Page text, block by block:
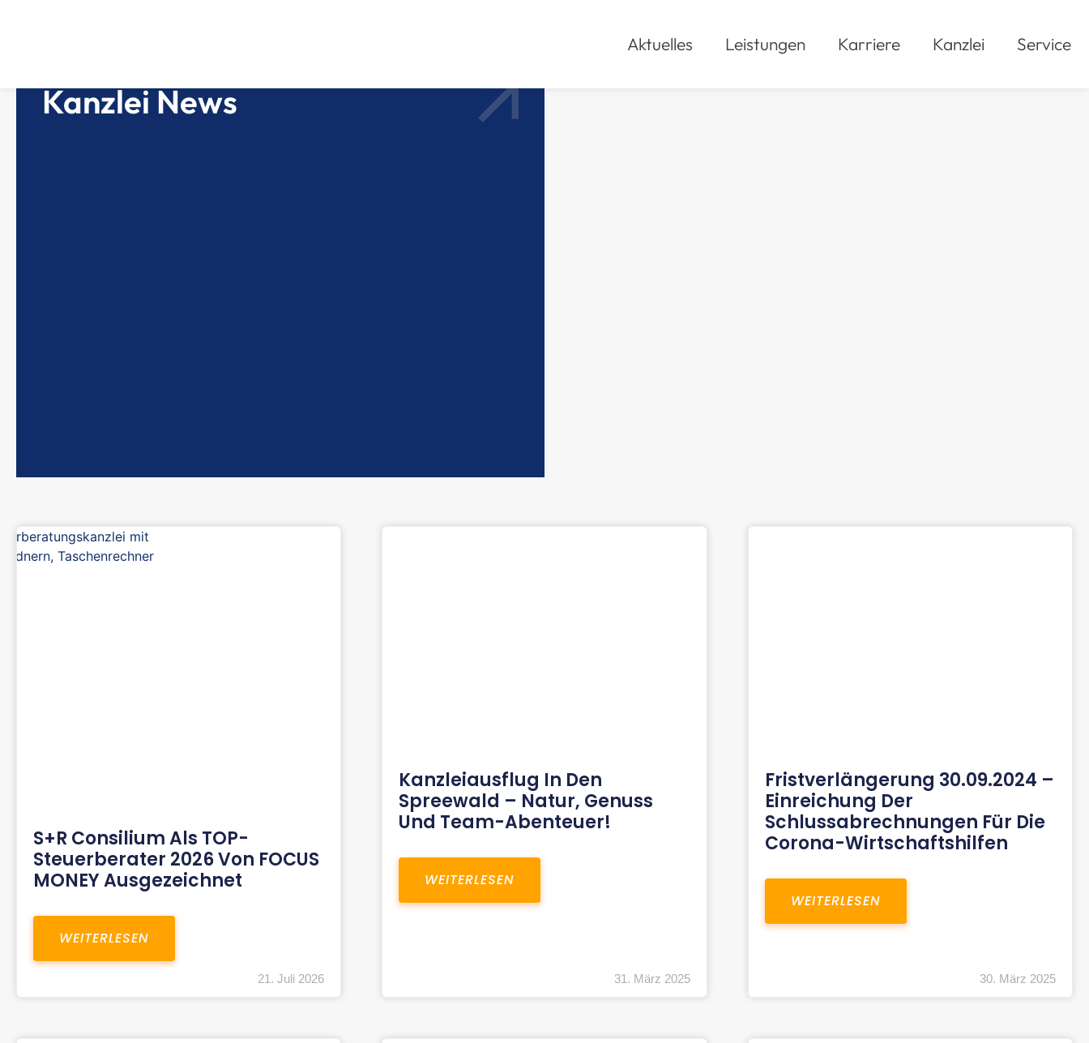
Aktuelles Leistungen Karriere Kanzlei Service
Kanzlei News
S+R Consilium Als TOP-
Steuerberater 2026 Von FOCUS
MONEY Ausgezeichnet
WEITERLESEN
21. Juli 2026
Kanzleiausflug In Den
Spreewald – Natur, Genuss
Und Team-Abenteuer!
WEITERLESEN
31. März 2025
Fristverlängerung 30.09.2024 –
Einreichung Der
Schlussabrechnungen Für Die
Corona-Wirtschaftshilfen
WEITERLESEN
30. März 2025